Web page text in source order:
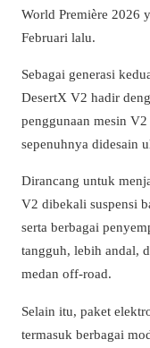
World Première 2026
Februari lalu.
Sebagai generasi
DesertX V2 hadir
penggunaan mesin
sepenuhnya didesain
Dirancang untuk
V2 dibekali suspensi
serta berbagai
tangguh, lebih andal,
medan off-road.
Selain itu, paket
termasuk berbagai